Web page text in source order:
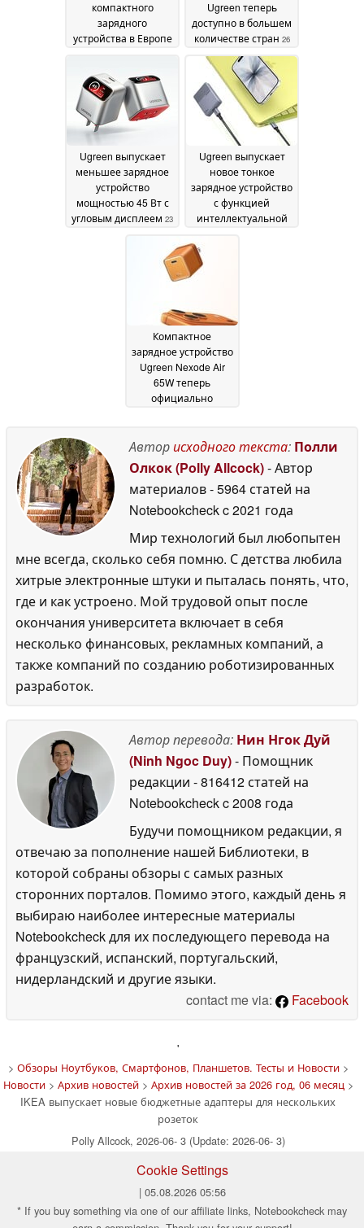
компактного
зарядного
устройства в Европе
Ugreen теперь
доступно в большем
количестве стран 26
May 2026
Ugreen выпускает
меньшее зарядное
устройство
мощностью 45 Вт с
угловым дисплеем 23
Ugreen выпускает
новое тонкое
зарядное устройство
с функцией
интеллектуальной
Компактное
зарядное устройство
Ugreen Nexode Air
65W теперь
официально
Авторисходного текста: Полли
Олкок (Polly Allcock)- Автор
материалов- 5964 статей на
Notebookcheckc 2021 года
Мир технологий был любопытен
мне всегда, сколько себя помню. С детства любила
хитрые электронные штуки и пыталась понять, что,
где и как устроено. Мой трудовой опыт после
окончания университета включает в себя
несколько финансовых, рекламных компаний, а
также компаний по созданию роботизированных
разработок.
Автор перевода: Нин Нгок Дуй
(Ninh Ngoc Duy)- Помощник
редакции - 816412 статей на
Notebookcheckc 2008 года
Будучи помощником редакции, я
отвечаю за пополнение нашей Библиотеки, в
которой собраны обзоры с самых разных
сторонних порталов. Помимо этого, каждый день я
выбираю наиболее интересные материалы
Notebookcheck для их последующего перевода на
французский, испанский, португальский,
нидерландский и другие языки.
contact me via:
Facebook
'
> Обзоры Ноутбуков, Смартфонов, Планшетов. Тесты и Новости>
Новости> Архив новостей> Архив новостей за 2026 год, 06 месяц>
IKEA выпускает новые бюджетные адаптеры для нескольких
розеток
Polly Allcock, 2026-06- 3 (Update: 2026-06- 3)
Cookie Settings
| 05.08.2026 05:56
* If you buy something via one of our affiliate links, Notebookcheck may